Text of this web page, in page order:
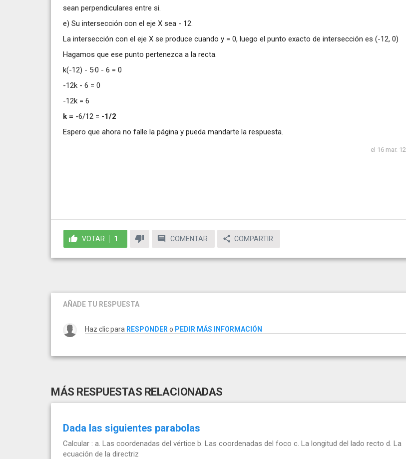
sean perpendiculares entre si.
e) Su intersección con el eje X sea - 12.
La intersección con el eje X se produce cuando y = 0, luego el punto exacto de intersección es (-12, 0)
Hagamos que ese punto pertenezca a la recta.
k(-12) - 5·0 - 6 = 0
-12k - 6 = 0
-12k = 6
k = -6/12 = -1/2
Espero que ahora no falle la página y pueda mandarte la respuesta.
el 16 mar. 12
VOTAR 1 COMENTAR COMPARTIR
AÑADE TU RESPUESTA
Haz clic para RESPONDER o PEDIR MÁS INFORMACIÓN
MÁS RESPUESTAS RELACIONADAS
Dada las siguientes parabolas
Calcular : a. Las coordenadas del vértice b. Las coordenadas del foco c. La longitud del lado recto d. La
ecuación de la directriz